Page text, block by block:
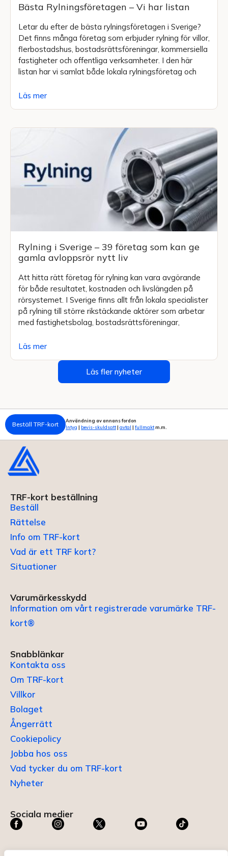
Bästa Rylningsföretagen – Vi har listan
Letar du efter de bästa rylningsföretagen i Sverige?
Det finns många företag som erbjuder rylning för villor,
flerbostadshus, bostadsrättsföreningar, kommersiella
fastigheter och offentliga verksamheter. I den här
listan har vi samlat både lokala rylningsföretag och
Läs mer
Rylning i Sverige – 39 företag som kan ge
gamla avloppsrör nytt liv
Att hitta rätt företag för rylning kan vara avgörande
för både resultatet, kostnaden och livslängden på
rörsystemet. I Sverige finns allt från lokala specialister
på rylning till större rikstäckande aktörer som arbetar
med fastighetsbolag, bostadsrättsföreningar,
Läs mer
Läs fler nyheter
Beställ TRF-kort
Användning av annans fordon
Intyg
bevis-skuldsatt avtal fullmaktm.m.
TRF-kort beställning
Beställ
Rättelse
Info om TRF-kort
Vad är ett TRF kort?
Situationer
Varumärkesskydd
Information om vårt registrerade varumärke TRF-
kort®
Snabblänkar
Kontakta oss
Om TRF-kort
Villkor
Bolaget
Ångerrätt
Cookiepolicy
Jobba hos oss
Vad tycker du om TRF-kort
Nyheter
Sociala medier